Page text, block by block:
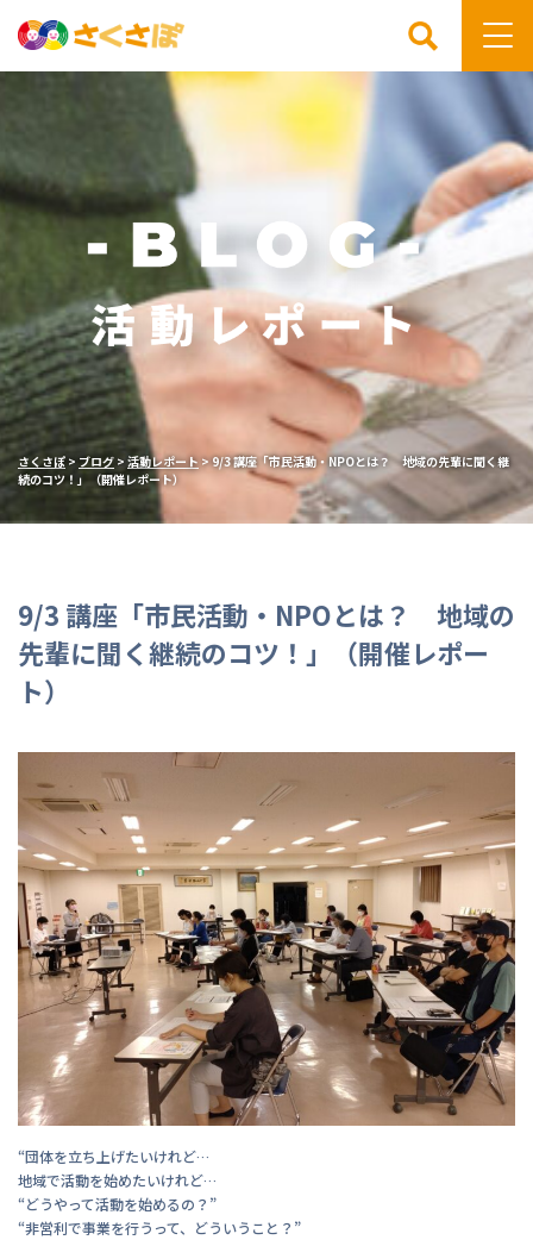
検索
さくさぽ > ブログ > 活動レポート >9/3 講座「市民活動・NPOとは？ 地域の先輩に聞く継
続のコツ！」（開催レポート）
9/3 講座「市民活動・NPOとは？ 地域の
先輩に聞く継続のコツ！」（開催レポー
ト）
“団体を立ち上げたいけれど…
地域で活動を始めたいけれど…
“どうやって活動を始めるの？”
“非営利で事業を行うって、どういうこと？”